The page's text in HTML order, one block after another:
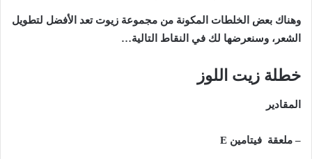
وهناك بعض الخلطات المكونة من مجموعة زيوت تعد الأفضل لتطويل
الشعر، وسنعرضها لك في النقاط التالية…
خطلة زيت اللوز
المقادير
– ملعقة فيتامين E